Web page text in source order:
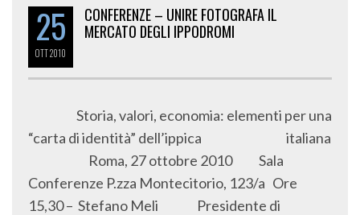
25
OTT2010
CONFERENZE – UNIRE FOTOGRAFA IL
MERCATO DEGLI IPPODROMI
Storia, valori, economia: elementi per una
“carta di identità” dell’ippica italiana
Roma, 27 ottobre 2010 Sala
Conferenze P.zza Montecitorio, 123/a Ore
15,30 – Stefano Meli Presidente di